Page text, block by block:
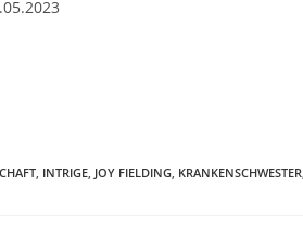
INTRIGE JOY FIELDING KRANKENSCHWESTER